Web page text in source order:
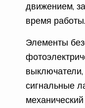
движением,
время работы.
Элементы
выключатели,
сигнальные